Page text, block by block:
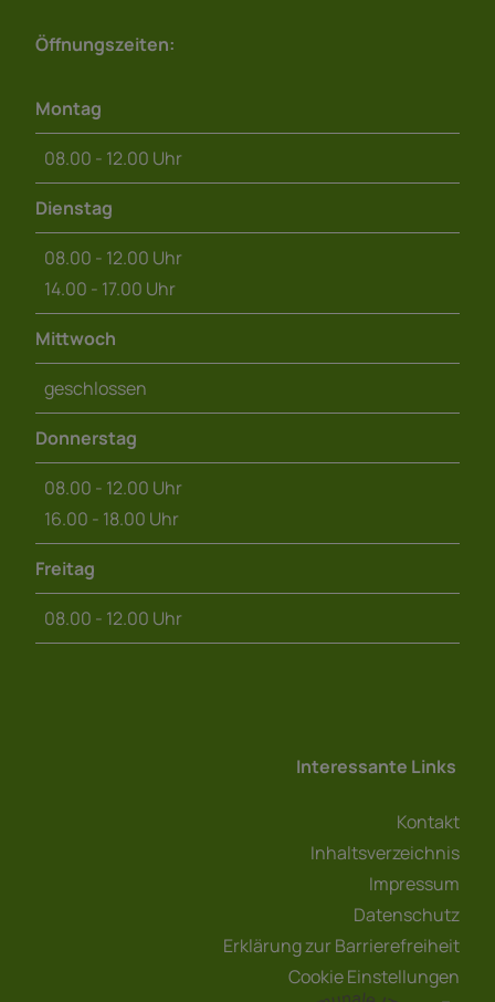
Öffnungszeiten:
Montag
08.00 - 12.00 Uhr
Dienstag
08.00 - 12.00 Uhr
14.00 - 17.00 Uhr
Mittwoch
geschlossen
Donnerstag
08.00 - 12.00 Uhr
16.00 - 18.00 Uhr
Freitag
08.00 - 12.00 Uhr
Interessante Links
Kontakt
Inhaltsverzeichnis
Impressum
Datenschutz
Erklärung zur Barrierefreiheit
Cookie Einstellungen